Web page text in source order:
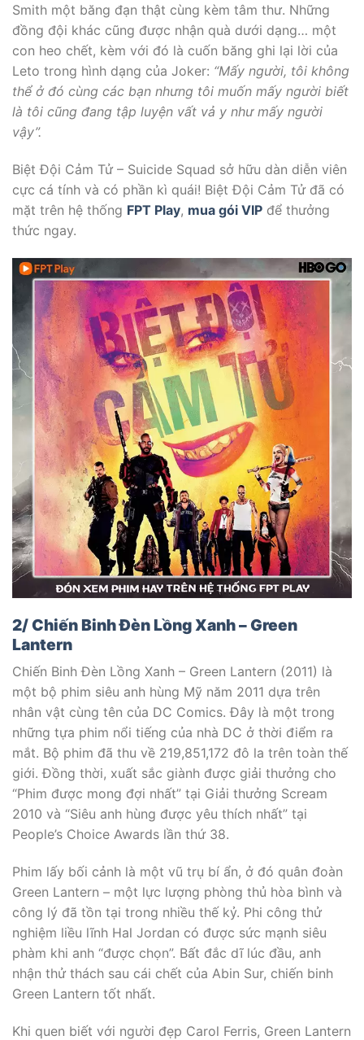
Smith một băng đạn thật cùng kèm tâm thư. Những
đồng đội khác cũng được nhận quà dưới dạng… một
con heo chết, kèm với đó là cuốn băng ghi lại lời của
Leto trong hình dạng của Joker: “Mấy người, tôi không
thể ở đó cùng các bạn nhưng tôi muốn mấy người biết
là tôi cũng đang tập luyện vất vả y như mấy người
vậy”.
Biệt Đội Cảm Tử – Suicide Squad sở hữu dàn diễn viên
cực cá tính và có phần kì quái! Biệt Đội Cảm Tử đã có
mặt trên hệ thống FPT Play, mua gói VIP để thưởng
thức ngay.
2/ Chiến Binh Đèn Lồng Xanh – Green
Lantern
Chiến Binh Đèn Lồng Xanh – Green Lantern (2011) là
một bộ phim siêu anh hùng Mỹ năm 2011 dựa trên
nhân vật cùng tên của DC Comics. Đây là một trong
những tựa phim nổi tiếng của nhà DC ở thời điểm ra
mắt. Bộ phim đã thu về 219,851,172 đô la trên toàn thế
giới. Đồng thời, xuất sắc giành được giải thưởng cho
“Phim được mong đợi nhất” tại Giải thưởng Scream
2010 và “Siêu anh hùng được yêu thích nhất” tại
People’s Choice Awards lần thứ 38.
Phim lấy bối cảnh là một vũ trụ bí ẩn, ở đó quân đoàn
Green Lantern – một lực lượng phòng thủ hòa bình và
công lý đã tồn tại trong nhiều thế kỷ. Phi công thử
nghiệm liều lĩnh Hal Jordan có được sức mạnh siêu
phàm khi anh “được chọn”. Bất đắc dĩ lúc đầu, anh
nhận thử thách sau cái chết của Abin Sur, chiến binh
Green Lantern tốt nhất.
Khi quen biết với người đẹp Carol Ferris, Green Lantern